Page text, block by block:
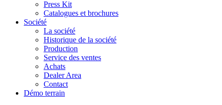
Press Kit
Catalogues et brochures
Société
La société
Historique de la société
Production
Service des ventes
Achats
Dealer Area
Contact
Démo terrain